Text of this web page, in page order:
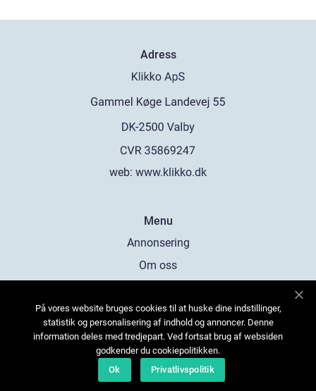
Adress
web: www.klikko.dk
Menu
Annonsering
Om oss
Kontakta oss
Sitemap
På vores website bruges cookies til at huske dine indstillinger,
statistik og personalisering af indhold og annoncer. Denne
information deles med tredjepart. Ved fortsat brug af websiden
godkender du cookiepolitikken.
Ok
Privatlivspolitik